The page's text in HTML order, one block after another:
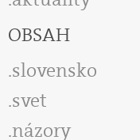
OBSAH
slovensko
svet
názory